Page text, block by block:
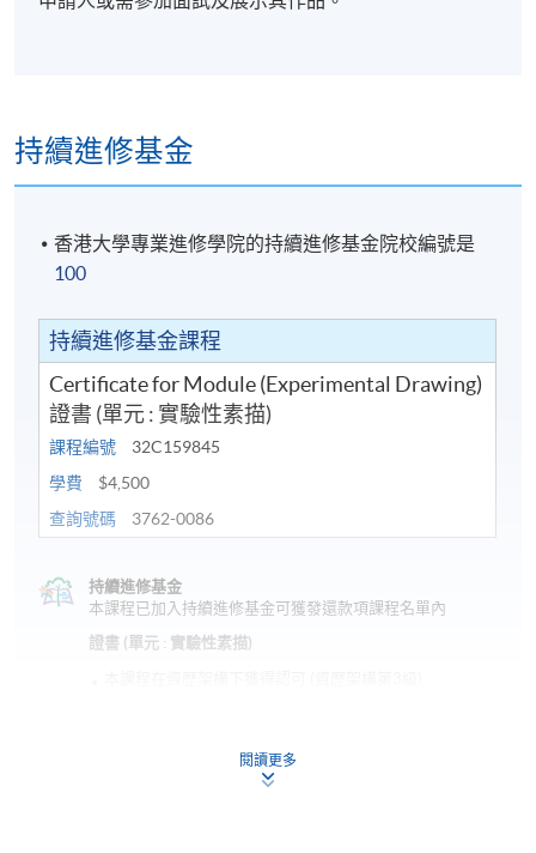
持續進修基金
香港大學專業進修學院的持續進修基金院校編號是
100
持續進修基金課程
Certificate for Module (Experimental Drawing)
證書 (單元 : 實驗性素描)
課程編號
32C159845
學費
$4,500
查詢號碼
3762-0086
持續進修基金
本課程已加入持續進修基金可獲發還款項課程名單內
證書 (單元 : 實驗性素描)
閱讀更多